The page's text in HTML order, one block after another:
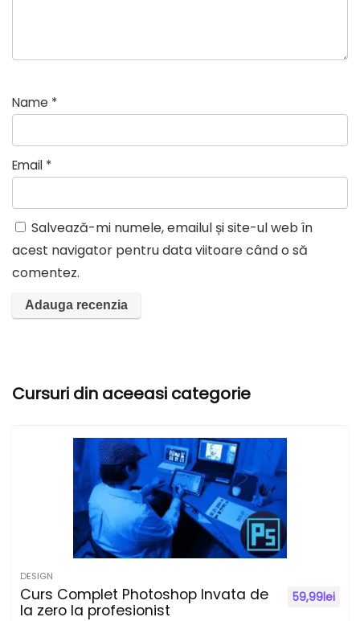
Name *
Email *
Salvează-mi numele, emailul și site-ul web în
acest navigator pentru data viitoare când o să
comentez.
e
Cursuri din aceeasi categorie
DESIGN
Curs Complet Photoshop Invata de
la zero la profesionist
59,99lei